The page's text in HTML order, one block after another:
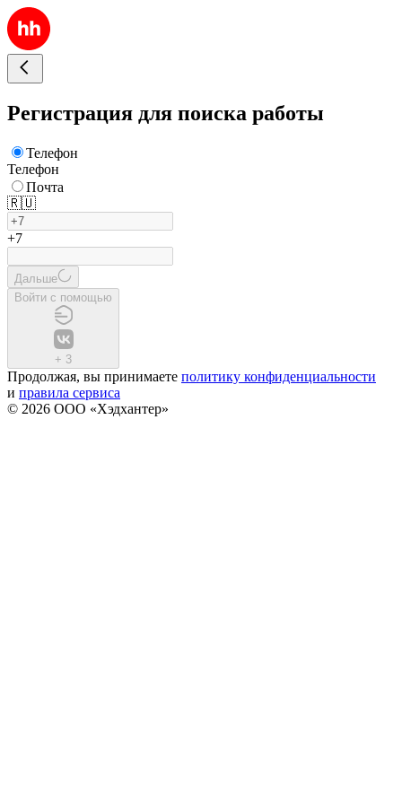
Регистрация для поиска работы
Телефон
Телефон
Почта
🇷🇺
+7
Дальше
Войти с помощью
+ 3
Продолжая, вы принимаете политику конфиденциальности
и правила сервиса
© 2026 ООО «Хэдхантер»